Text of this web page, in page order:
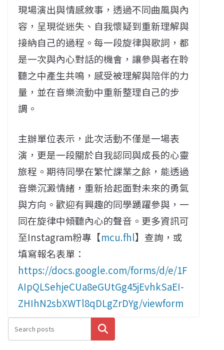
現場演出與情感敘事，透過不同曲風與內
容，呈現從迷失、自我懷疑到重新理解與
接納自己的過程。每一段旋律與歌詞，都
是一次與內心對話的機會，讓參與者在聆
聽之中產生共鳴，感受被理解與陪伴的力
量，並在音樂流動中重新整理自己的步
調。
主辦單位表示，此次活動不僅是一場表
演，更是一段關於自我認同與成長的心靈
旅程。期待同學在繁忙課業之餘，能透過
音樂沉澱情緒，重新拾起面對未來的勇氣
與方向。歡迎有興趣的同學踴躍參與，一
同在旋律中傾聽內心的聲音。更多資訊可
至Instagram粉專【mcu.fhl】查詢，或
填寫報名表單：
https://docs.google.com/forms/d/e/1F
AIpQLSehjeCUa8eGUtGg45jEvhkSaEI-
ZHIhN2sbXWTl8qDLgZrDYg/viewform
搜尋